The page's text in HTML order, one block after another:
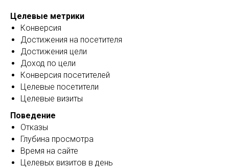
Целевые метрики
Конверсия
Достижения на посетителя
Достижения цели
Доход по цели
Конверсия посетителей
Целевые посетители
Целевые визиты
Поведение
Отказы
Глубина просмотра
Время на сайте
Целевых визитов в день